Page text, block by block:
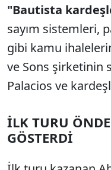
"Bautista
sayım sistemleri,
gibi kamu
ve Sons şirketinin
Palacios ve
İLK TURU
GÖSTERDİ